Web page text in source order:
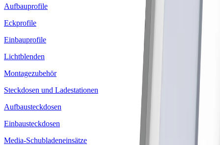
Aufbauprofile
Eckprofile
Einbauprofile
Lichtblenden
Montagezubehör
Steckdosen und Ladestationen
Aufbausteckdosen
Einbausteckdosen
Media-Schubladeneinsätze